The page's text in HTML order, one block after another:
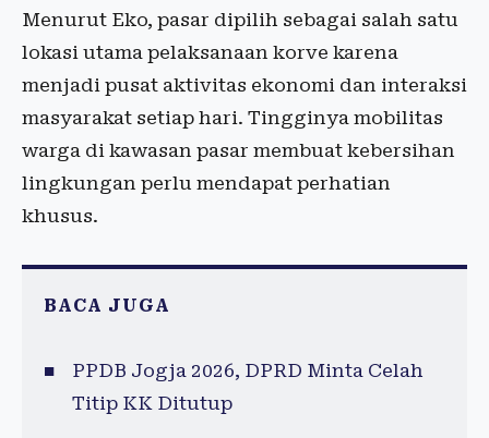
Menurut Eko, pasar dipilih sebagai salah satu
lokasi utama pelaksanaan korve karena
menjadi pusat aktivitas ekonomi dan interaksi
masyarakat setiap hari. Tingginya mobilitas
warga di kawasan pasar membuat kebersihan
lingkungan perlu mendapat perhatian
khusus.
BACA JUGA
PPDB Jogja 2026, DPRD Minta Celah
Titip KK Ditutup